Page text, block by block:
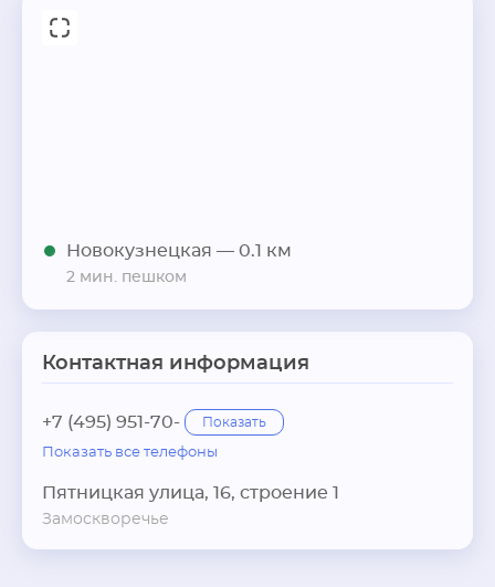
Новокузнецкая — 0.1 км
2 мин. пешком
Контактная информация
+7 (495) 951-70- Показать
Показать все телефоны
Пятницкая улица, 16, строение 1
Замоскворечье